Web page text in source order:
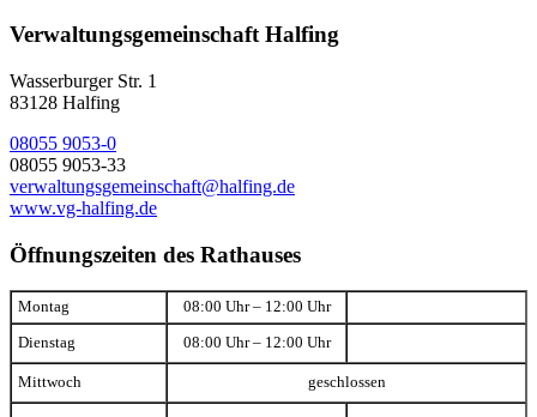
Verwaltungsgemeinschaft Halfing
Wasserburger Str. 1
83128 Halfing
08055 9053-0
08055 9053-33
verwaltungsgemeinschaft@halfing.de
www.vg-halfing.de
Öffnungszeiten des Rathauses
Montag 08:00 Uhr – 12:00 Uhr
Dienstag 08:00 Uhr – 12:00 Uhr
Mittwoch geschlossen